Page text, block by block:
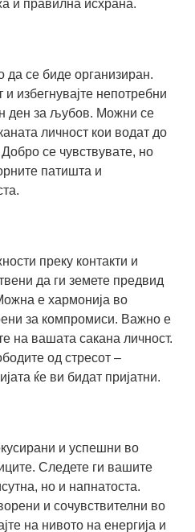
и правилна исхрана.
да се биде организиран.
избегнувајте непотребни
ден за љубов. Можни се
личност кои водат до
се чувствувате, но
патишта и
преку контакти и
да ги земете предвид
е хармонија во
за компромиси. Важно е
на вашата сакана личност.
од стресот –
ќе ви бидат пријатни.
и успешни во
Следете ги вашите
но и напнатоста.
и сочувствителни во
на нивото на енергија и